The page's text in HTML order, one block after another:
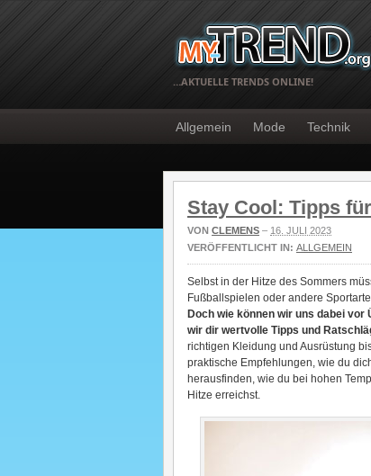
…AKTUELLE TRENDS ONLINE!
Allgemein Mode Technik
Stay Cool: Tipps
VON CLEMENS – 16. JULI 2023
VERÖFFENTLICHT IN: ALLGEMEIN
Selbst in der Hitze des Sommers
Fußballspielen oder andere
Doch wie können wir uns dabei
wir dir wertvolle Tipps und
richtigen Kleidung und Ausrüstung
praktische Empfehlungen, wie du
herausfinden, wie du bei hohen
Hitze erreichst.